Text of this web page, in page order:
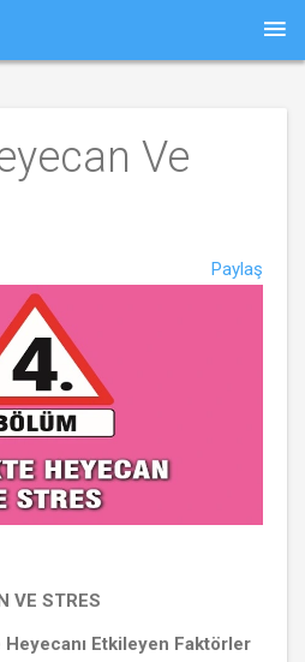
Ve
Paylaş
VE STRES
Etkileyen Faktörler